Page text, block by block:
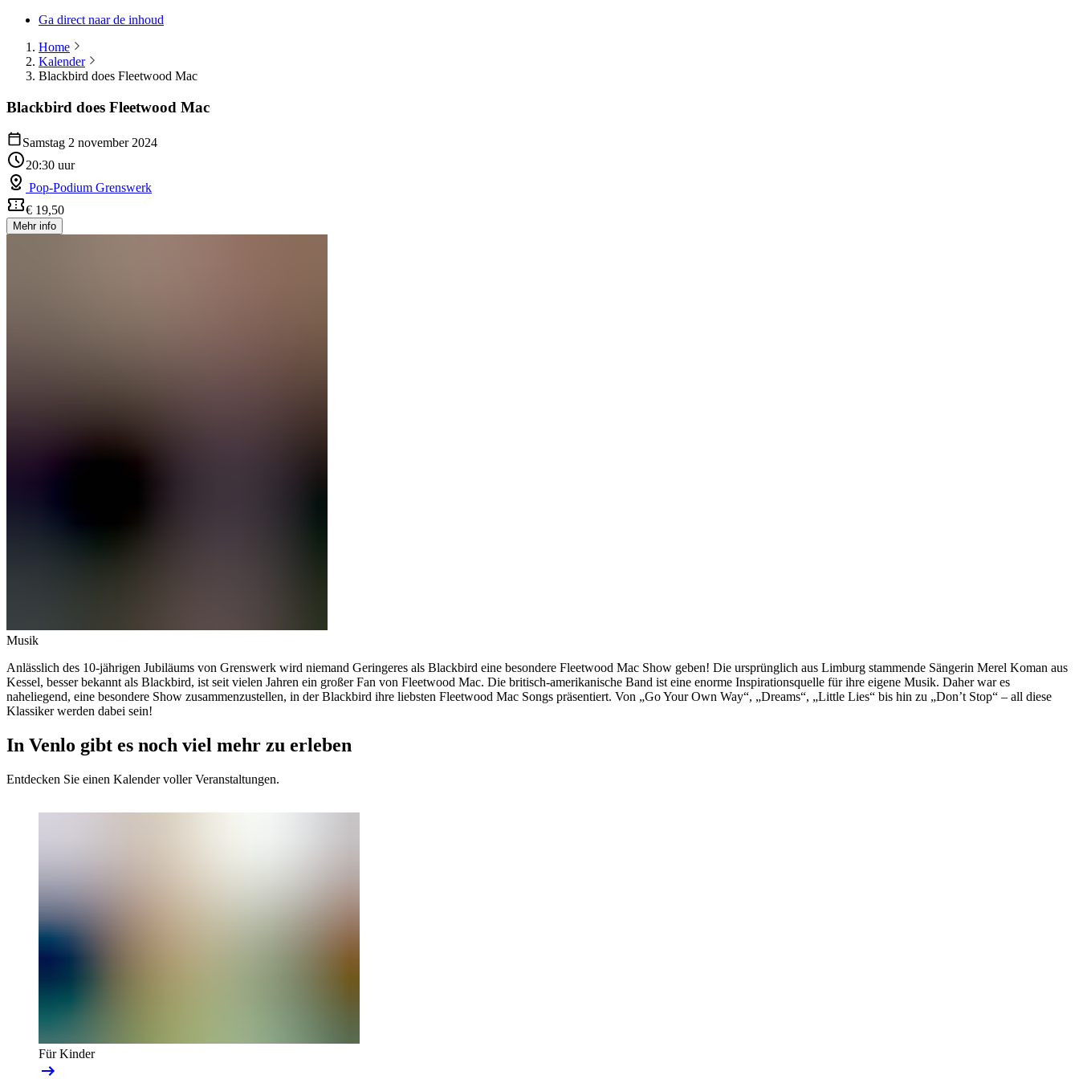
Ga direct naar de inhoud
Home
Kalender
Blackbird does Fleetwood Mac
Blackbird does Fleetwood Mac
Samstag 2 november 2024
20:30 uur
Pop-Podium Grenswerk
€ 19,50
Mehr info
Musik
Anlässlich des 10-jährigen Jubiläums von Grenswerk wird niemand Geringeres als Blackbird eine besondere Fleetwood Mac Show geben! Die ursprünglich aus Limburg stammende Sängerin Merel Koman aus
Kessel, besser bekannt als Blackbird, ist seit vielen Jahren ein großer Fan von Fleetwood Mac. Die britisch-amerikanische Band ist eine enorme Inspirationsquelle für ihre eigene Musik. Daher war es
naheliegend, eine besondere Show zusammenzustellen, in der Blackbird ihre liebsten Fleetwood Mac Songs präsentiert. Von „Go Your Own Way“, „Dreams“, „Little Lies“ bis hin zu „Don’t Stop“ – all diese
Klassiker werden dabei sein!
In Venlo gibt es noch viel mehr zu erleben
Entdecken Sie einen Kalender voller Veranstaltungen.
Für Kinder